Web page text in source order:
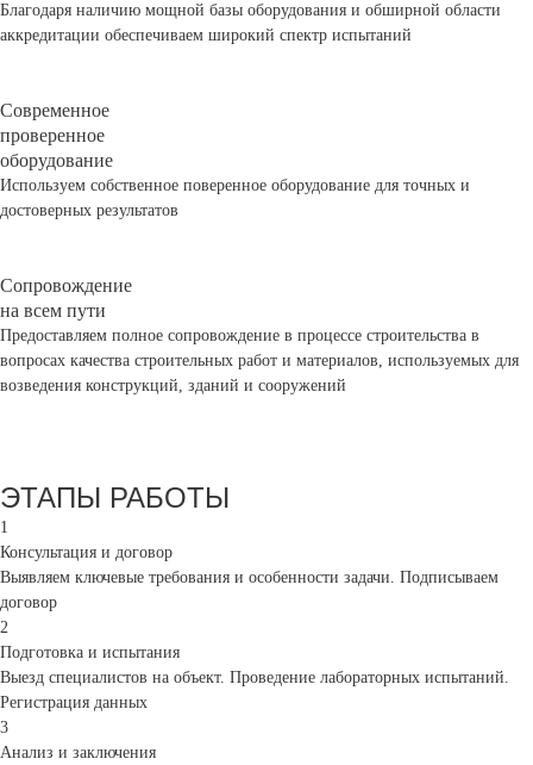
Благодаря наличию мощной базы оборудования и обширной области
аккредитации обеспечиваем широкий спектр испытаний
Современное
проверенное
оборудование
Используем собственное поверенное оборудование для точных и
достоверных результатов
Сопровождение
на всем пути
Предоставляем полное сопровождение в процессе строительства в
вопросах качества строительных работ и материалов, используемых для
возведения конструкций, зданий и сооружений
ЭТАПЫ РАБОТЫ
1
Консультация и договор
Выявляем ключевые требования и особенности задачи. Подписываем
договор
2
Подготовка и испытания
Выезд специалистов на объект. Проведение лабораторных испытаний.
Регистрация данных
3
Анализ и заключения